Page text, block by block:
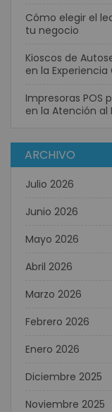
Cómo elegir el
tu negocio
Kioscos de
en la
Impresoras POS
en la Atención al
ARCHIVO
Julio 2026
Junio 2026
Mayo 2026
Abril 2026
Marzo 2026
Febrero 2026
Enero 2026
Diciembre 2025
Noviembre 2025